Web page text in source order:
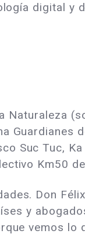
digital y
Naturaleza
Guardianes
Suc Tuc,
Km50
Don
y
vemos lo